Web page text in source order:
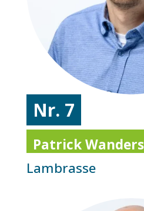
Nr. 7
Patrick Wanders
Lambrasse